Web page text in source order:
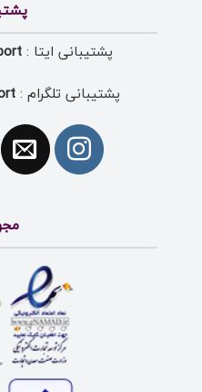
پشتیبانی ایتا :
پشتیبانی تلگرام :